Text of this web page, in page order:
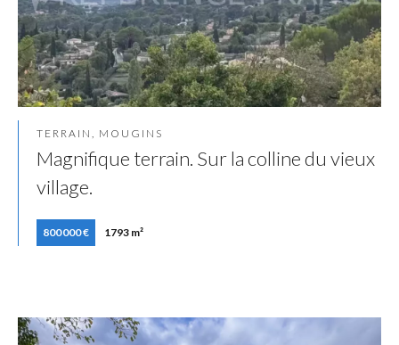
TERRAIN, MOUGINS
Magnifique terrain. Sur la colline du vieux
village.
800 000 € 1793 m²